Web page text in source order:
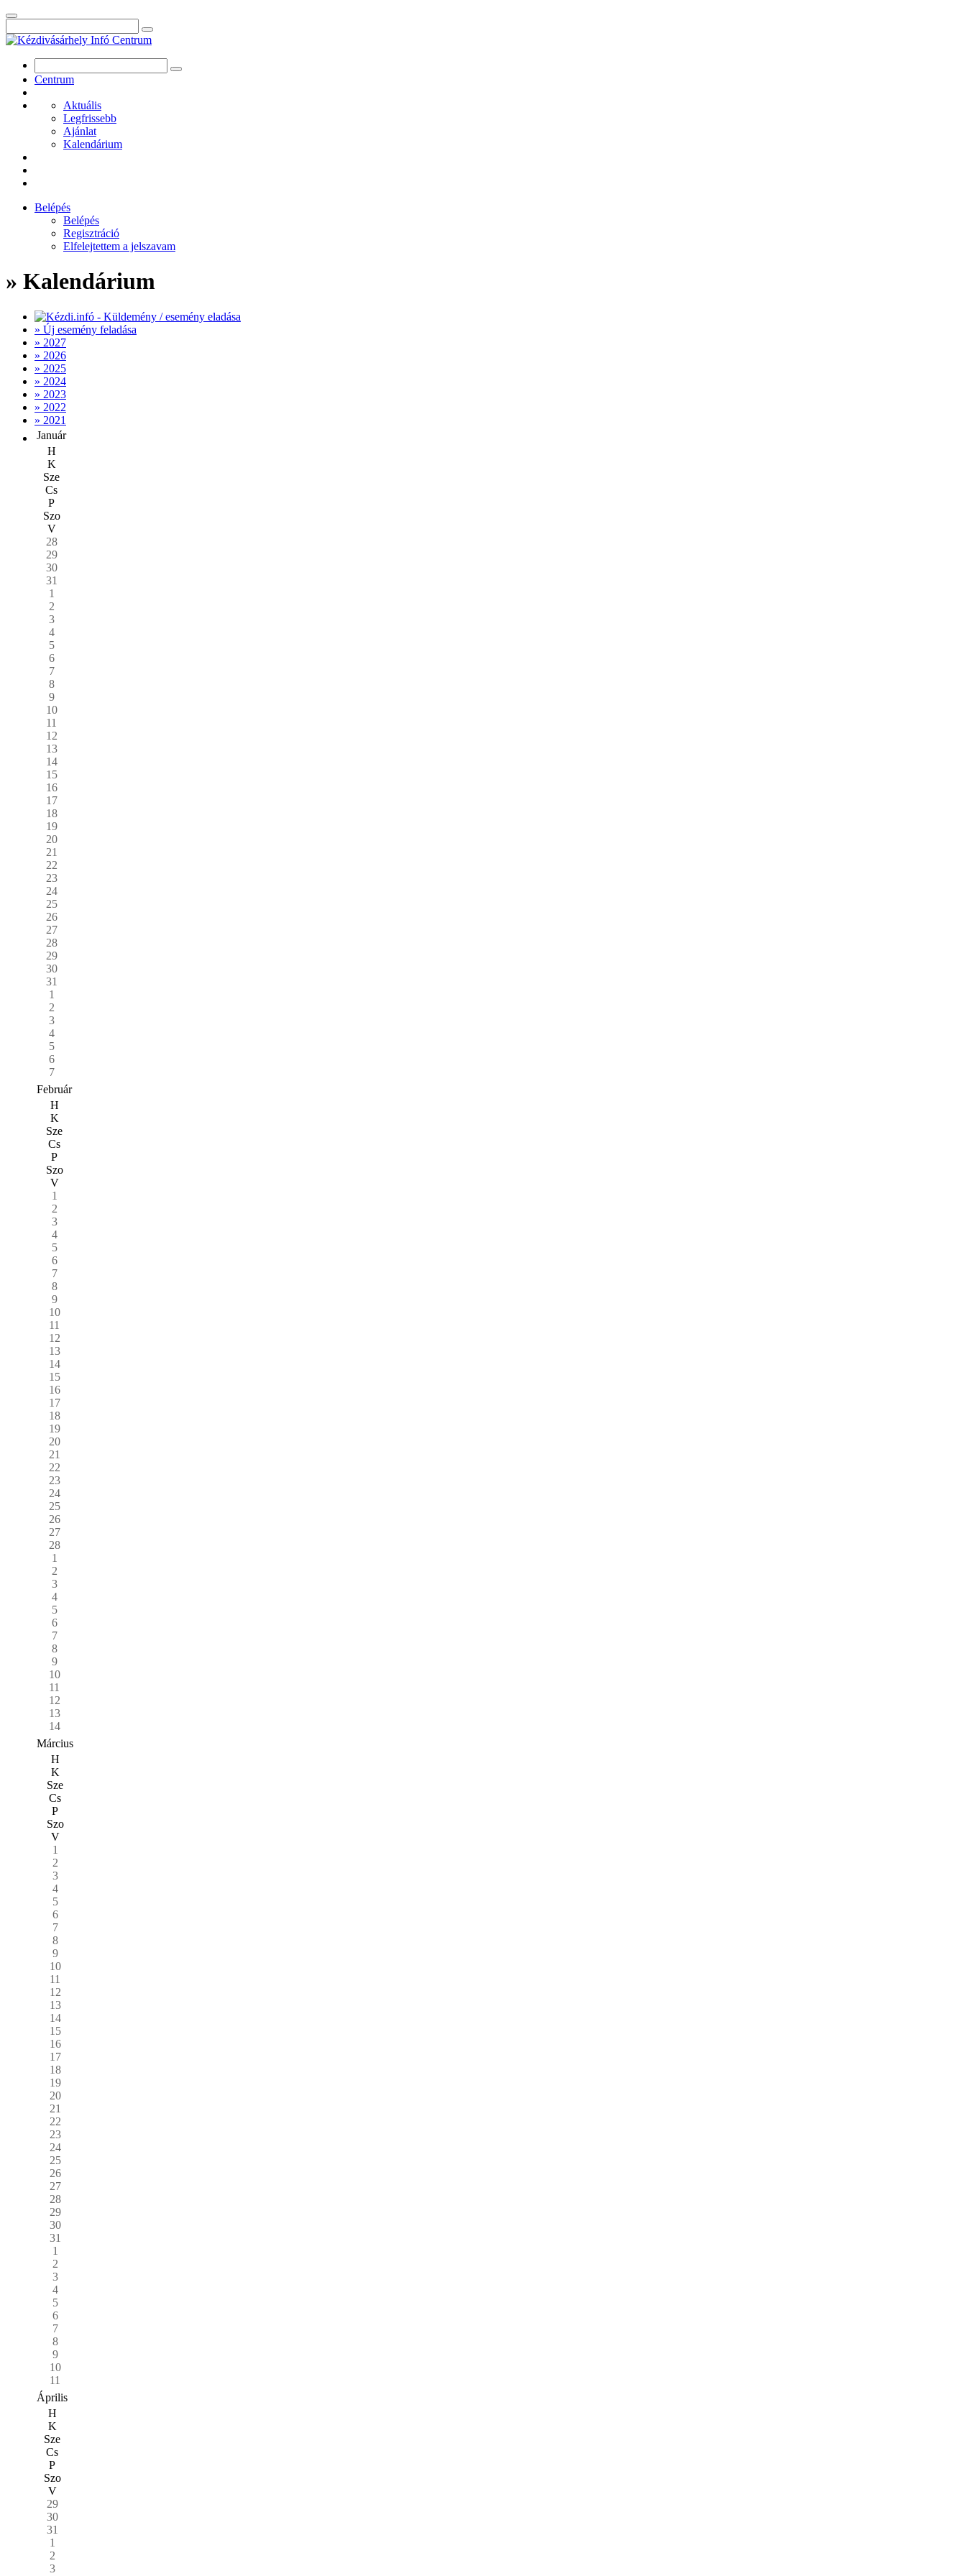
Centrum
Aktuális
Legfrissebb
Ajánlat
Kalendárium
Belépés
Belépés
Regisztráció
Elfelejtettem a jelszavam
» Kalendárium
» Új esemény feladása
» 2027
» 2026
» 2025
» 2024
» 2023
» 2022
» 2021
Január
H
K
Sze
Cs
P
Szo
V
28
29
30
31
1
2
3
4
5
6
7
8
9
10
11
12
13
14
15
16
17
18
19
20
21
22
23
24
25
26
27
28
29
30
31
1
2
3
4
5
6
7
Február
H
K
Sze
Cs
P
Szo
V
1
2
3
4
5
6
7
8
9
10
11
12
13
14
15
16
17
18
19
20
21
22
23
24
25
26
27
28
1
2
3
4
5
6
7
8
9
10
11
12
13
14
Március
H
K
Sze
Cs
P
Szo
V
1
2
3
4
5
6
7
8
9
10
11
12
13
14
15
16
17
18
19
20
21
22
23
24
25
26
27
28
29
30
31
1
2
3
4
5
6
7
8
9
10
11
Április
H
K
Sze
Cs
P
Szo
V
29
30
31
1
2
3